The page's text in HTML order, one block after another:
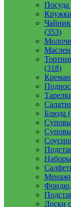
Посуда
(353)
(318)
Блюда
Наборы
Фондю,
Доски